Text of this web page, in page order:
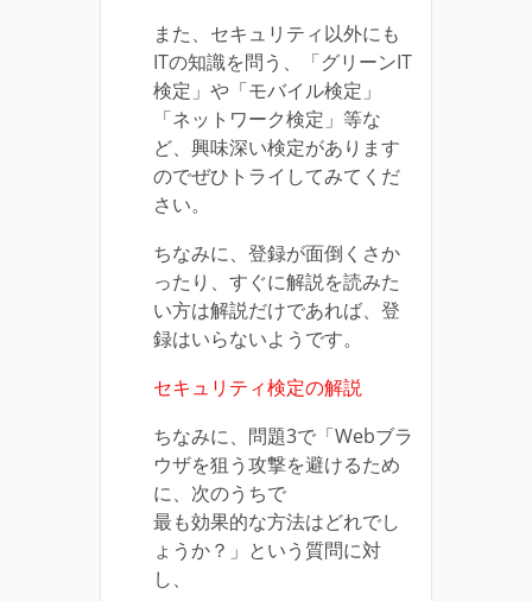
また、セキュリティ以外にも
ITの知識を問う、「グリーンIT
検定」や「モバイル検定」
「ネットワーク検定」等な
ど、興味深い検定があります
のでぜひトライしてみてくだ
さい。
ちなみに、登録が面倒くさか
ったり、すぐに解説を読みた
い方は解説だけであれば、登
録はいらないようです。
セキュリティ検定の解説
ちなみに、問題3で「Webブラ
ウザを狙う攻撃を避けるため
に、次のうちで
最も効果的な方法はどれでし
ょうか？」という質問に対
し、